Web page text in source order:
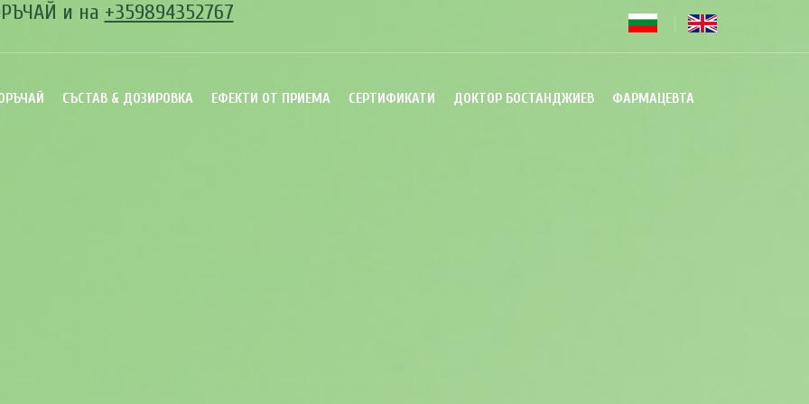
и на +359894352767
СЪСТАВ & ДОЗИРОВКА ЕФЕКТИ ОТ ПРИЕМА СЕРТИФИКАТИ ДОКТОР БОСТАНДЖИЕВ ФАРМАЦЕВТА